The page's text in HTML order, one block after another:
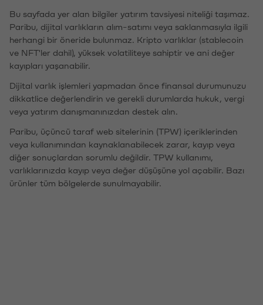
Bu sayfada yer alan bilgiler yatırım tavsiyesi niteliği taşımaz.
Paribu, dijital varlıkların alım-satımı veya saklanmasıyla ilgili
herhangi bir öneride bulunmaz. Kripto varlıklar (stablecoin
ve NFT'ler dahil), yüksek volatiliteye sahiptir ve ani değer
kayıpları yaşanabilir.
Dijital varlık işlemleri yapmadan önce finansal durumunuzu
dikkatlice değerlendirin ve gerekli durumlarda hukuk, vergi
veya yatırım danışmanınızdan destek alın.
Paribu, üçüncü taraf web sitelerinin (TPW) içeriklerinden
veya kullanımından kaynaklanabilecek zarar, kayıp veya
diğer sonuçlardan sorumlu değildir. TPW kullanımı,
varlıklarınızda kayıp veya değer düşüşüne yol açabilir. Bazı
ürünler tüm bölgelerde sunulmayabilir.